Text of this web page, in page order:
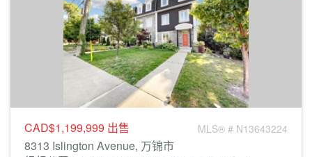
CAD$1,199,999 出售 MLS® # N13643224
8313 Islington Avenue, 万锦市